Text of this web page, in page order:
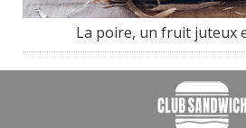
La poire, un fruit juteux